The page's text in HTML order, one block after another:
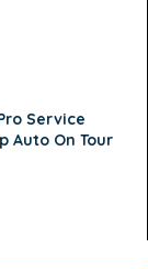
Service
Auto On Tour